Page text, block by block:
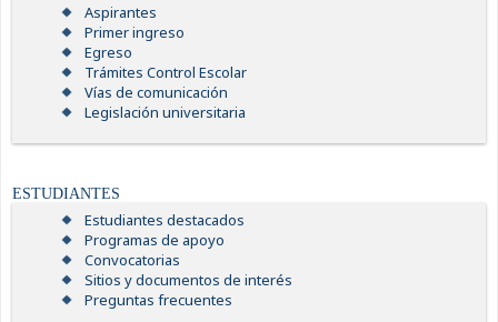
Aspirantes
Primer ingreso
Egreso
Trámites Control Escolar
Vías de comunicación
Legislación universitaria
ESTUDIANTES
Estudiantes destacados
Programas de apoyo
Convocatorias
Sitios y documentos de interés
Preguntas frecuentes